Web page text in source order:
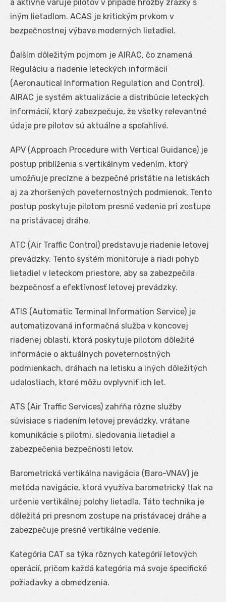
a aktívne varuje pilotov v prípade hrozby zrážky s
iným lietadlom. ACAS je kritickým prvkom v
bezpečnostnej výbave moderných lietadiel.
Ďalším dôležitým pojmom je AIRAC, čo znamená
Reguláciu a riadenie leteckých informácií
(Aeronautical Information Regulation and Control).
AIRAC je systém aktualizácie a distribúcie leteckých
informácií, ktorý zabezpečuje, že všetky relevantné
údaje pre pilotov sú aktuálne a spoľahlivé.
APV (Approach Procedure with Vertical Guidance) je
postup priblíženia s vertikálnym vedením, ktorý
umožňuje precízne a bezpečné pristátie na letiskách
aj za zhoršených poveternostných podmienok. Tento
postup poskytuje pilotom presné vedenie pri zostupe
na pristávacej dráhe.
ATC (Air Traffic Control) predstavuje riadenie letovej
prevádzky. Tento systém monitoruje a riadi pohyb
lietadiel v leteckom priestore, aby sa zabezpečila
bezpečnosť a efektívnosť letovej prevádzky.
ATIS (Automatic Terminal Information Service) je
automatizovaná informačná služba v koncovej
riadenej oblasti, ktorá poskytuje pilotom dôležité
informácie o aktuálnych poveternostných
podmienkach, dráhach na letisku a iných dôležitých
udalostiach, ktoré môžu ovplyvniť ich let.
ATS (Air Traffic Services) zahŕňa rôzne služby
súvisiace s riadením letovej prevádzky, vrátane
komunikácie s pilotmi, sledovania lietadiel a
zabezpečenia bezpečnosti letov.
Barometrická vertikálna navigácia (Baro-VNAV) je
metóda navigácie, ktorá využíva barometrický tlak na
určenie vertikálnej polohy lietadla. Táto technika je
dôležitá pri presnom zostupe na pristávacej dráhe a
zabezpečuje presné vertikálne vedenie.
Kategória CAT sa týka rôznych kategórií letových
operácií, pričom každá kategória má svoje špecifické
požiadavky a obmedzenia.